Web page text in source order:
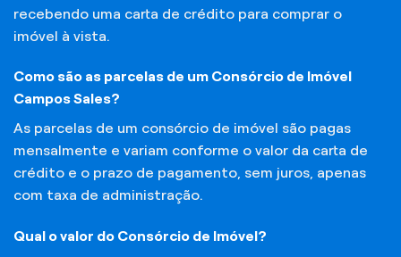
recebendo uma carta de crédito para comprar o
imóvel à vista.
Como são as parcelas de um Consórcio de Imóvel
Campos Sales?
As parcelas de um consórcio de imóvel são pagas
mensalmente e variam conforme o valor da carta de
crédito e o prazo de pagamento, sem juros, apenas
com taxa de administração.
Qual o valor do Consórcio de Imóvel?